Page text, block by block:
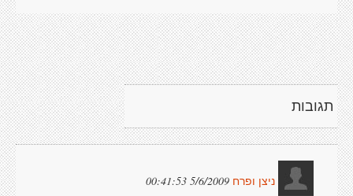
תגובות
ניצן ופרח 5/6/2009 00:41:53